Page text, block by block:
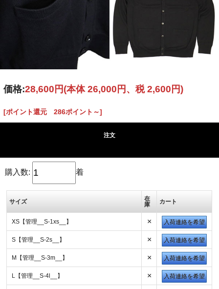
価格:28,600円(本体 26,000円、税 2,600円)
[ポイント還元 286ポイント～]
注文
購入数: 着
サイズ
在
庫
カート
XS【管理__S-1xs__】 × 入荷連絡を希望
S【管理__S-2s__】 × 入荷連絡を希望
M【管理__S-3m__】 × 入荷連絡を希望
L【管理__S-4l__】 × 入荷連絡を希望